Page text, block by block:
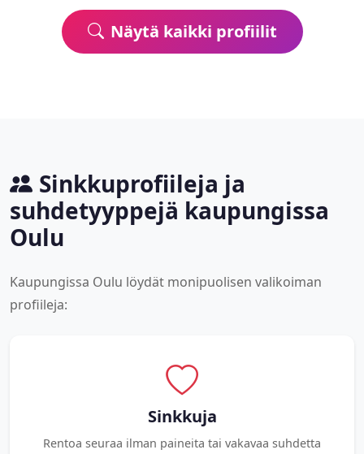
Näytä kaikki profiilit
Sinkkuprofiileja ja
suhdetyyppejä kaupungissa
Oulu
Kaupungissa Oulu löydät monipuolisen valikoiman
profiileja:
Sinkkuja
Rentoa seuraa ilman paineita tai vakavaa suhdetta